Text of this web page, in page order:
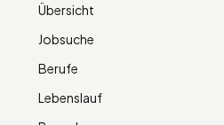
Übersicht
Jobsuche
Berufe
Lebenslauf